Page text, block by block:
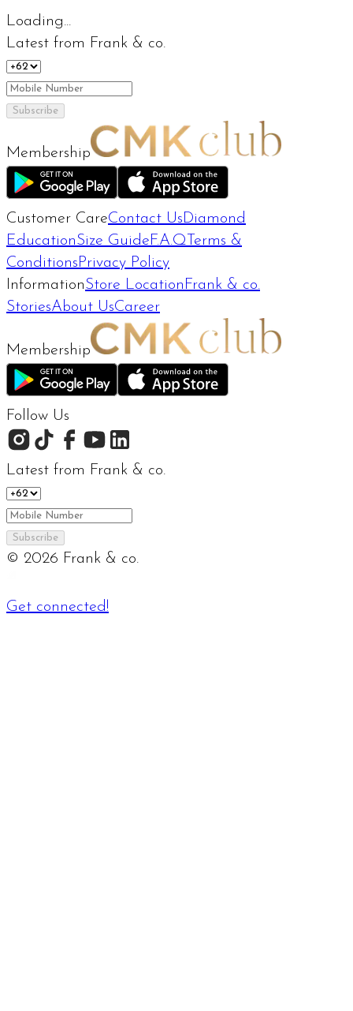
Loading...
Latest from Frank & co.
Subscribe
Membership
Customer CareContact Us Diamond
EducationSize Guide F.A.Q Terms &
Conditions Privacy Policy
InformationStore Location Frank & co.
StoriesAbout UsCareer
Membership
Follow Us
Latest from Frank & co.
Subscribe
© 2026 Frank & co.
Get connected!